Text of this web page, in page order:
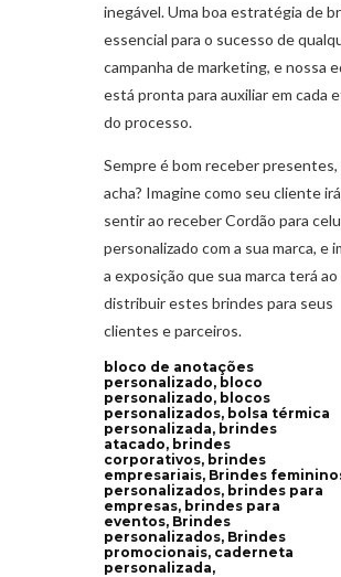
inegável. Uma boa estratégia de
essencial para o sucesso de
campanha de marketing, e nossa
está pronta para auxiliar em cada
do processo.
Sempre é bom receber presentes,
acha? Imagine como seu cliente
sentir ao receber Cordão para
personalizado com a sua marca, e
a exposição que sua marca terá ao
distribuir estes brindes para seus
clientes e parceiros.
bloco de anotações
personalizado, bloco
personalizado, blocos
personalizados, bolsa térmica
personalizada, brindes
atacado, brindes
corporativos, brindes
empresariais, Brindes
personalizados, brindes para
empresas, brindes para
eventos, Brindes
personalizados, Brindes
promocionais, caderneta
personalizada,